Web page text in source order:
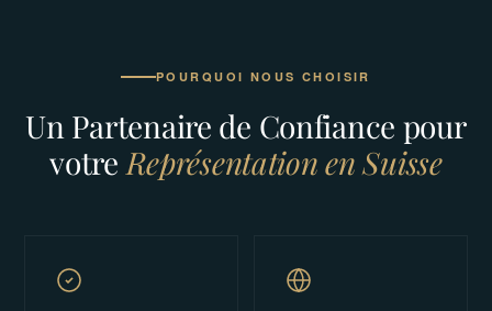
POURQUOI NOUS CHOISIR
Un Partenaire de Confiance pour
votre Représentation en Suisse